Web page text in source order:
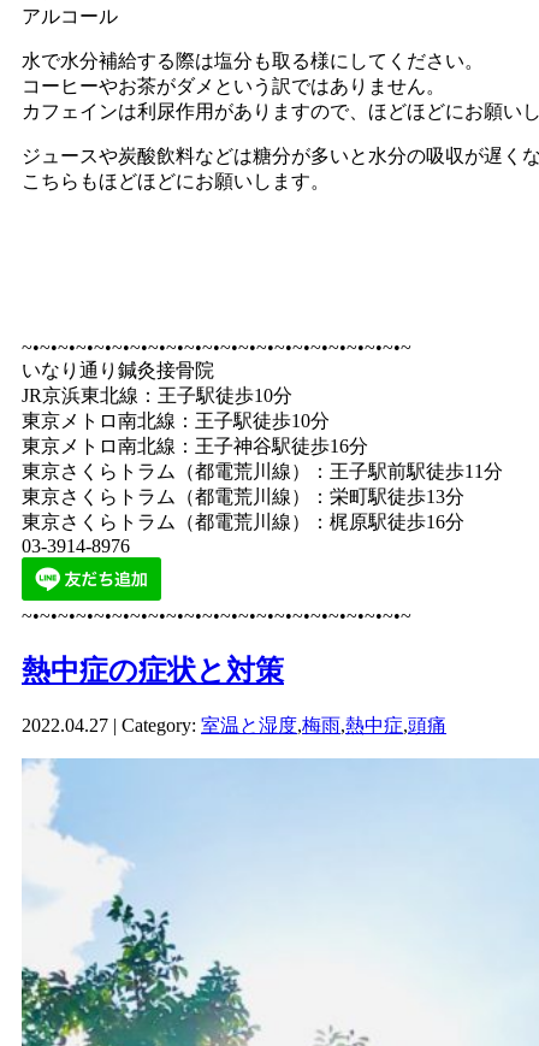
アルコール
水で水分補給する際は塩分も取る様にしてください。
コーヒーやお茶がダメという訳ではありません。
カフェインは利尿作用がありますので、ほどほどにお願い
ジュースや炭酸飲料などは糖分が多いと水分の吸収が遅く
こちらもほどほどにお願いします。
~•~•~•~•~•~•~•~•~•~•~•~•~•~•~•~•~•~•~•~•~•~
いなり通り鍼灸接骨院
JR京浜東北線：王子駅徒歩10分
東京メトロ南北線：王子駅徒歩10分
東京メトロ南北線：王子神谷駅徒歩16分
東京さくらトラム（都電荒川線）：王子駅前駅徒歩11分
東京さくらトラム（都電荒川線）：栄町駅徒歩13分
東京さくらトラム（都電荒川線）：梶原駅徒歩16分
03-3914-8976
~•~•~•~•~•~•~•~•~•~•~•~•~•~•~•~•~•~•~•~•~•~
熱中症の症状と対策
2022.04.27 | Category: 室温と湿度,梅雨,熱中症,頭痛